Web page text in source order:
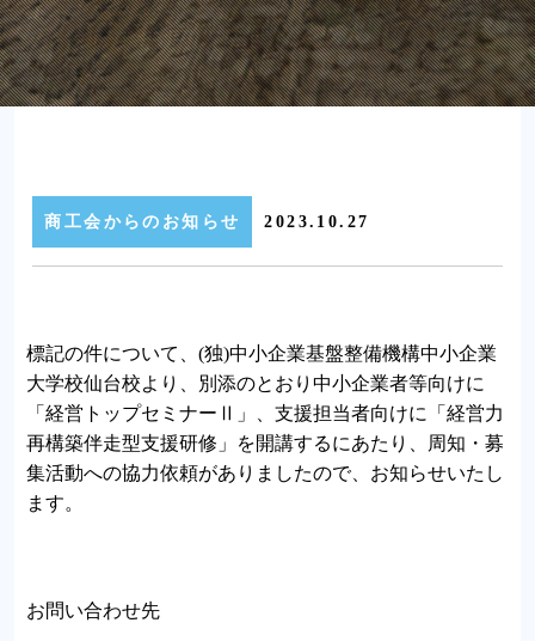
商工会からのお知らせ 2023.10.27
標記の件について、(独)中小企業基盤整備機構中小企業
大学校仙台校より、別添のとおり中小企業者等向けに
「経営トップセミナーⅡ」、支援担当者向けに「経営力
再構築伴走型支援研修」を開講するにあたり、周知・募
集活動への協力依頼がありましたので、お知らせいたし
ます。
お問い合わせ先